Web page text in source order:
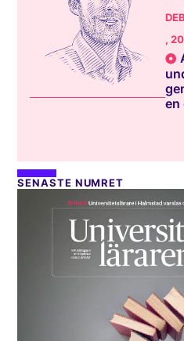
,
en
SENASTE NUMRET